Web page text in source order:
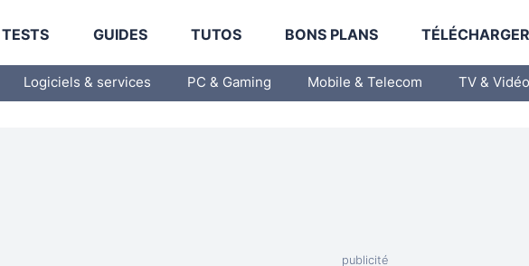
TESTS GUIDES TUTOS BONS PLANS
Logiciels & services PC & Gaming Mobile & Telecom TV & Vidéo